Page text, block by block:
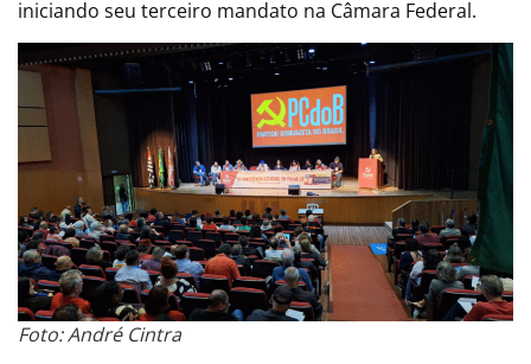
iniciando seu terceiro mandato na Câmara Federal.
Foto: André Cintra